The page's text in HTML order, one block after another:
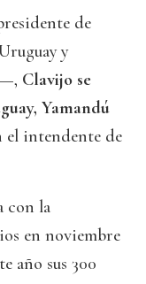
de
y
Clavijo se
Yamandú
el intendente de
con la
en noviembre
año sus 300